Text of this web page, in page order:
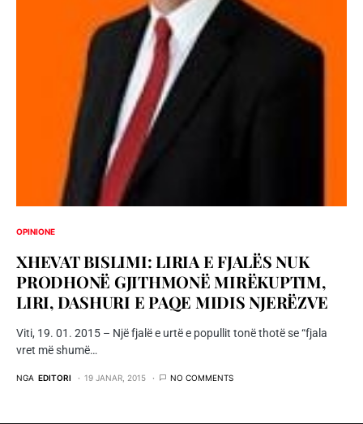
OPINIONE
XHEVAT BISLIMI: LIRIA E FJALËS NUK
PRODHONË GJITHMONË MIRËKUPTIM,
LIRI, DASHURI E PAQE MIDIS NJERËZVE
Viti, 19. 01. 2015 – Një fjalë e urtë e popullit tonë thotë se “fjala
vret më shumë…
NGA EDITORI 19 JANAR, 2015 NO COMMENTS